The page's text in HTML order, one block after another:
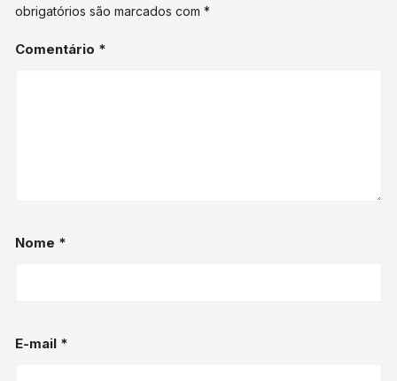
obrigatórios são marcados com*
Comentário *
Nome *
E-mail *